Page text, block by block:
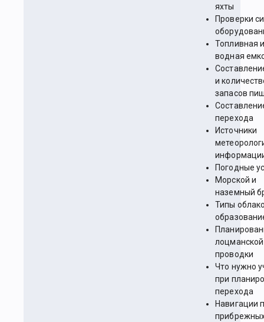
яхты
Проверки
Топливная
водная
и
запасов
перехода
Источники
Погодные
Морской и
наземный
Типы
лоцманской
проводки
Что нужно
при
перехода
Навигации